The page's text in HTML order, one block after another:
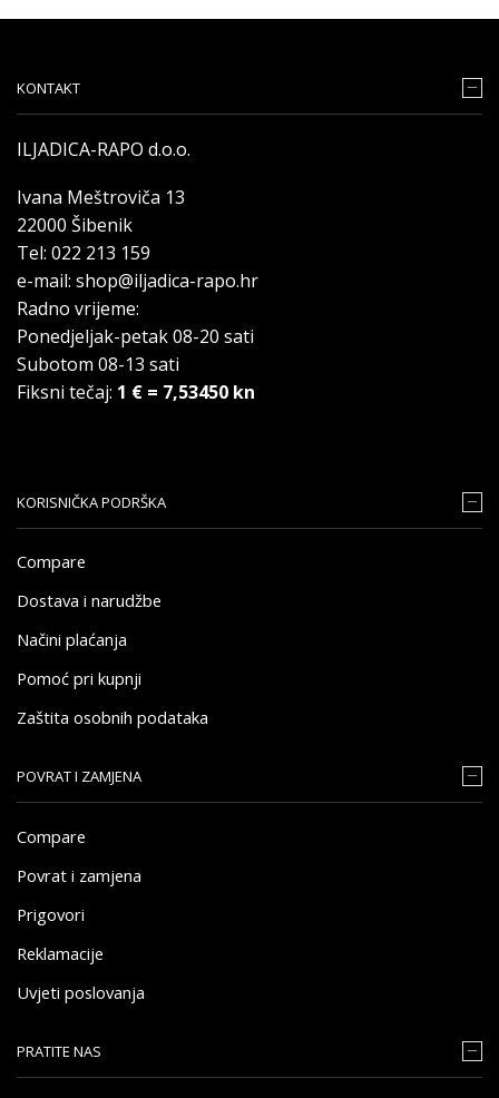
KONTAKT
ILJADICA-RAPO d.o.o.
Ivana Meštroviča 13
22000 Šibenik
Tel: 022 213 159
e-mail: shop@iljadica-rapo.hr
Radno vrijeme:
Ponedjeljak-petak 08-20 sati
Subotom 08-13 sati
Fiksni tečaj: 1 € = 7,53450 kn
KORISNIČKA PODRŠKA
Compare
Dostava i narudžbe
Načini plaćanja
Pomoć pri kupnji
Zaštita osobnih podataka
POVRAT I ZAMJENA
Compare
Povrat i zamjena
Prigovori
Reklamacije
Uvjeti poslovanja
PRATITE NAS